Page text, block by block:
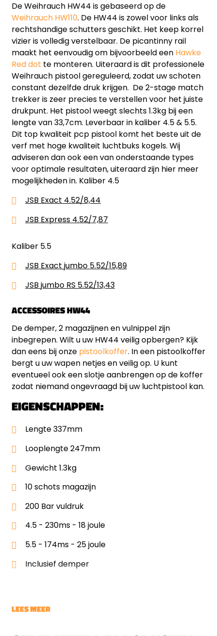
De Weihrauch HW44 is gebaseerd op de
Weihrauch HW110. De HW44 is zowel voor links als
rechtshandige schutters geschikt. Het keep korrel
vizier is volledig verstelbaar. De picantinny rail
maakt het eenvoudig om bijvoorbeeld een Hawke
Red dot te monteren. Uiteraard is dit professionele
Weihrauch pistool gereguleerd, zodat uw schoten
constant dezelfde druk krijgen. De 2-stage match
trekker is zeer precies te verstellen voor het juiste
drukpunt. Het pistool weegt slechts 1.3kg bij een
lengte van 33,7cm. Leverbaar in kaliber 4.5 & 5.5.
Dit top kwaliteit pcp pistool komt het beste uit de
verf met hoge kwaliteit luchtbuks kogels. Wij
adviseren dan ook een van onderstaande types
voor optimale resultaten, uiteraard zijn hier meer
mogelijkheden in. Kaliber 4.5
JSB Exact 4.52/8,44
JSB Express 4.52/7,87
Kaliber 5.5
JSB Exact jumbo 5.52/15,89
JSB jumbo RS 5.52/13,43
ACCESSOIRES HW44
De demper, 2 magazijnen en vulnippel zijn
inbegrepen. Wilt u uw HW44 veilig opbergen? Kijk
dan eens bij onze pistoolkoffer. In een pistoolkoffer
bergt u uw wapen netjes en veilig op. U kunt
eventueel ook een slotje aanbrengen op de koffer
zodat niemand ongevraagd bij uw luchtpistool kan.
EIGENSCHAPPEN:
Lengte 337mm
Looplengte 247mm
Gewicht 1.3kg
10 schots magazijn
200 Bar vuldruk
4.5 - 230ms - 18 joule
5.5 - 174ms - 25 joule
Inclusief demper
LEES MEER